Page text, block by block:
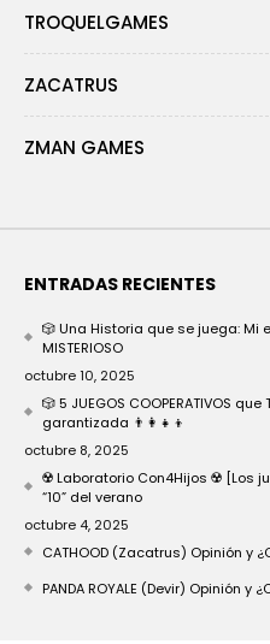
TROQUELGAMES
ZACATRUS
ZMAN GAMES
ENTRADAS RECIENTES
🎲 Una Historia que se juega: Mi
MISTERIOSO
octubre 10, 2025
🎲 5 JUEGOS COOPERATIVOS que
garantizada 👨‍👩‍👧‍👦
octubre 8, 2025
☢️ Laboratorio Con4Hijos ☢️ [Los
“10” del verano
octubre 4, 2025
CATHOOD (Zacatrus) Opinión y
PANDA ROYALE (Devir) Opinión y